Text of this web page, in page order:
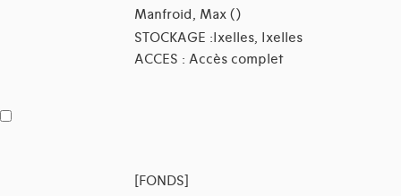
Manfroid, Max ()
STOCKAGE :Ixelles, Ixelles
ACCES : Accès complet
[FONDS]